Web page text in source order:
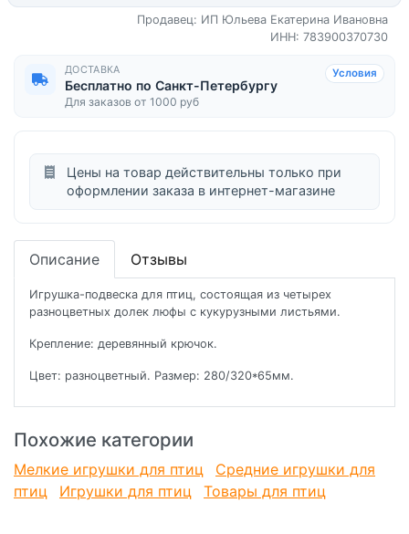
Продавец: ИП Юльева Екатерина Ивановна
ИНН: 783900370730
ДОСТАВКА
Бесплатно по Санкт-Петербургу
Для заказов от 1000 руб
Условия
Цены на товар действительны только при
оформлении заказа в интернет-магазине
Описание Отзывы
Игрушка-подвеска для птиц, состоящая из четырех
разноцветных долек люфы с кукурузными листьями.
Крепление: деревянный крючок.
Цвет: разноцветный. Размер: 280/320*65мм.
Похожие категории
Мелкие игрушки для птиц
Средние игрушки для
птиц
Игрушки для птиц Товары для птиц